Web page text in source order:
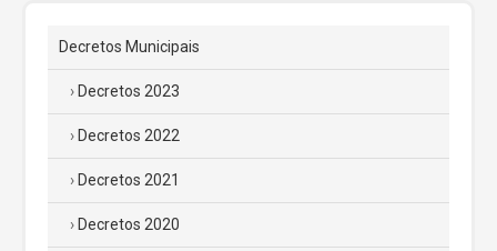
Decretos Municipais
Decretos 2023
Decretos 2022
Decretos 2021
Decretos 2020